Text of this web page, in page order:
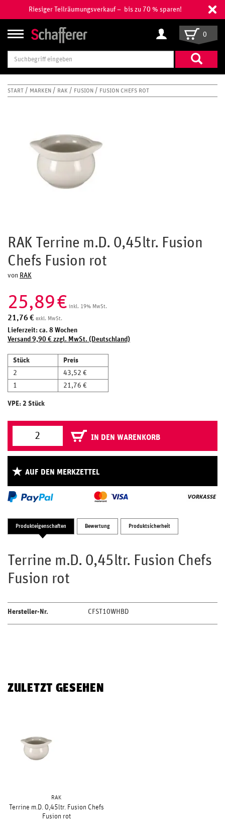
Riesiger Teilräumungsverkauf – bis zu 70 % sparen!
Suchbegriff
eingeben
0
START MARKEN RAK FUSION FUSION CHEFS ROT
RAK Terrine m.D. 0,45ltr. Fusion
Chefs Fusion rot
von RAK
25,89€ inkl. 19% MwSt.
21,76 € exkl. MwSt.
Lieferzeit: ca. 8 Wochen
Versand 9,90 € zzgl. MwSt. (Deutschland)
Stück
Preis
2
43,52 €
1
21,76 €
VPE: 2 Stück
IN DEN WARENKORB
AUF DEN MERKZETTEL
Produkteigenschaften Bewertung Produktsicherheit
Terrine m.D. 0,45ltr. Fusion Chefs
Fusion rot
Hersteller-Nr. CFST10WHBD
ZULETZT GESEHEN
RAK
Terrine m.D. 0,45ltr. Fusion Chefs
Fusion rot